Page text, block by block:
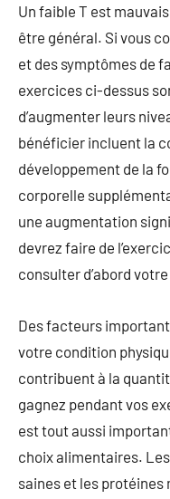
Un faible T est
être général. Si vous
et des symptômes de
exercices ci-dessus
d’augmenter leurs
bénéficier incluent la
développement de la
corporelle
une augmentation
devrez faire de
consulter d’abord
Des facteurs
votre condition
contribuent à la
gagnez pendant vos
est tout aussi
choix alimentaires.
saines et les protéines